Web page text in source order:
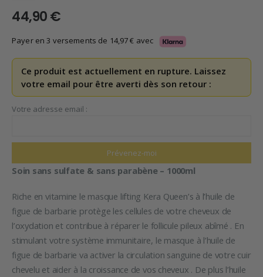
44,90€
Payer en 3 versements de 14,97€ avec
Ce produit est actuellement en rupture. Laissez
votre email pour être averti dès son retour :
Votre adresse email :
Soin sans sulfate & sans parabène – 1000ml
Riche en vitamine le masque lifting Kera Queen’s à l’huile de
figue de barbarie protège les cellules de votre cheveux de
l’oxydation et contribue à réparer le follicule pileux abîmé . En
stimulant votre système immunitaire, le masque à l’huile de
figue de barbarie va activer la circulation sanguine de votre cuir
chevelu et aider à la croissance de vos cheveux . De plus l’huile